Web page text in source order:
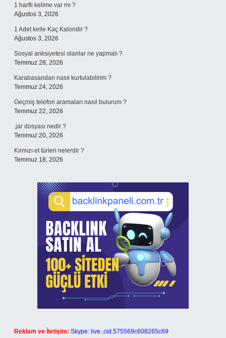
1 harfli kelime var mı ?
Ağustos 3, 2026
1 Adet kelle Kaç Kaloridir ?
Ağustos 3, 2026
Sosyal anksiyetesi olanlar ne yapmalı ?
Temmuz 28, 2026
Karabasandan nasıl kurtulabilirim ?
Temmuz 24, 2026
Geçmiş telefon aramaları nasıl bulurum ?
Temmuz 22, 2026
.jar dosyası nedir ?
Temmuz 20, 2026
Kırmızı et türleri nelerdir ?
Temmuz 18, 2026
Reklam ve İletişim: Skype: live:.cid.575569c608265c69